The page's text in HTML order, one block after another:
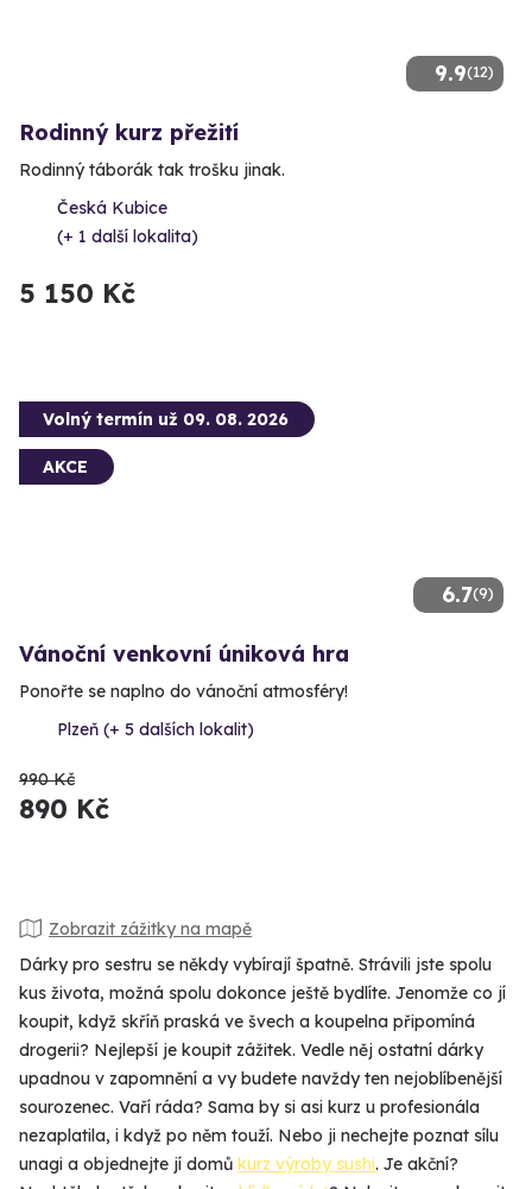
9.9(12)
Rodinný kurz přežití
Rodinný táborák tak trošku jinak.
Česká Kubice
(+ 1 další lokalita)
5 150 Kč
6.7(9)
Volný termín už 09. 08. 2026
AKCE
Vánoční venkovní úniková hra
Ponořte se naplno do vánoční atmosféry!
Plzeň (+ 5 dalších lokalit)
990 Kč
890 Kč
Zobrazit zážitky na mapě
Dárky pro sestru se někdy vybírají špatně. Strávili jste spolu
kus života, možná spolu dokonce ještě bydlíte. Jenomže co jí
koupit, když skříň praská ve švech a koupelna připomíná
drogerii? Nejlepší je koupit zážitek. Vedle něj ostatní dárky
upadnou v zapomnění a vy budete navždy ten nejoblíbenější
sourozenec. Vaří ráda? Sama by si asi kurz u profesionála
nezaplatila, i když po něm touží. Nebo ji nechejte poznat sílu
unagi a objednejte jí domů kurz výroby sushi. Je akční?